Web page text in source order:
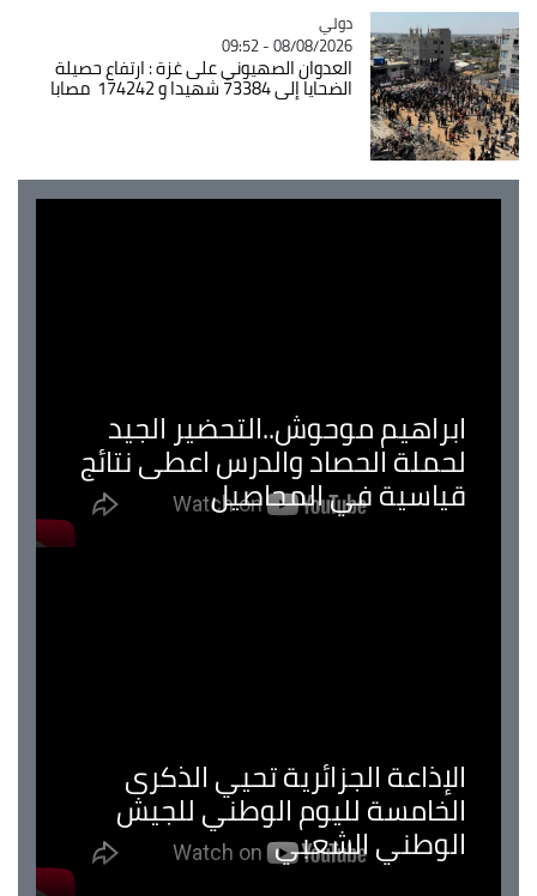
Catégorie
دولي
08/08/2026 - 09:52
العدوان الصهيوني على غزة : ارتفاع حصيلة
الضحايا إلى 73384 شهيدا و 174242 مصابا
ابراهيم موحوش..التحضير الجيد
لحملة الحصاد والدرس اعطى نتائج
قياسية في المحاصيل
الإذاعة الجزائرية تحيي الذكرى
الخامسة لليوم الوطني للجيش
الوطني الشعبي